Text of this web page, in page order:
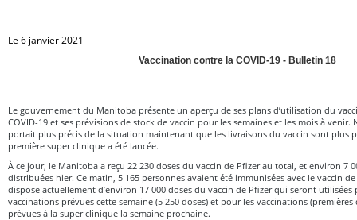
Le 6 janvier 2021
Vaccination contre la COVID-19 - Bulletin 18
Le gouvernement du Manitoba présente un aperçu de ses plans d’utilisation du
COVID-19 et ses prévisions de stock de vaccin pour les semaines et les mois à venir.
portait plus précis de la situation maintenant que les livraisons du vaccin sont plus
première super clinique a été lancée.
À ce jour, le Manitoba a reçu 22 230 doses du vaccin de Pfizer au total, et environ 7
distribuées hier. Ce matin, 5 165 personnes avaient été immunisées avec le vaccin
dispose actuellement d’environ 17 000 doses du vaccin de Pfizer qui seront utilisées
vaccinations prévues cette semaine (5 250 doses) et pour les vaccinations (premières
prévues à la super clinique la semaine prochaine.